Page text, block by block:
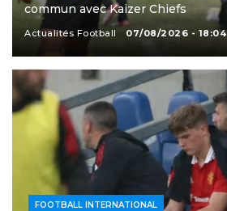
commun avec Kaizer Chiefs
Actualités Football 07/08/2026 - 18:04
FOOTBALL INTERNATIONAL